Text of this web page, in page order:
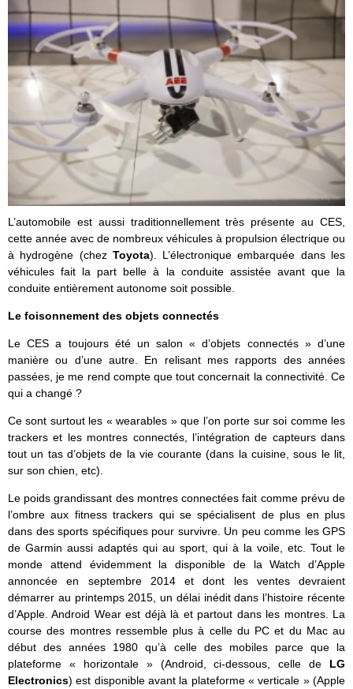
L’automobile est aussi traditionnellement très présente au CES,
cette année avec de nombreux véhicules à propulsion électrique ou
à hydrogène (chez Toyota). L’électronique embarquée dans les
véhicules fait la part belle à la conduite assistée avant que la
conduite entièrement autonome soit possible.
Le foisonnement des objets connectés
Le CES a toujours été un salon « d’objets connectés » d’une
manière ou d’une autre. En relisant mes rapports des années
passées, je me rend compte que tout concernait la connectivité. Ce
qui a changé ?
Ce sont surtout les « wearables » que l’on porte sur soi comme les
trackers et les montres connectés, l’intégration de capteurs dans
tout un tas d’objets de la vie courante (dans la cuisine, sous le lit,
sur son chien, etc).
Le poids grandissant des montres connectées fait comme prévu de
l’ombre aux fitness trackers qui se spécialisent de plus en plus
dans des sports spécifiques pour survivre. Un peu comme les GPS
de Garmin aussi adaptés qui au sport, qui à la voile, etc. Tout le
monde attend évidemment la disponible de la Watch d’Apple
annoncée en septembre 2014 et dont les ventes devraient
démarrer au printemps 2015, un délai inédit dans l’histoire récente
d’Apple. Android Wear est déjà là et partout dans les montres. La
course des montres ressemble plus à celle du PC et du Mac au
début des années 1980 qu’à celle des mobiles parce que la
plateforme « horizontale » (Android, ci-dessous, celle de LG
Electronics) est disponible avant la plateforme « verticale » (Apple